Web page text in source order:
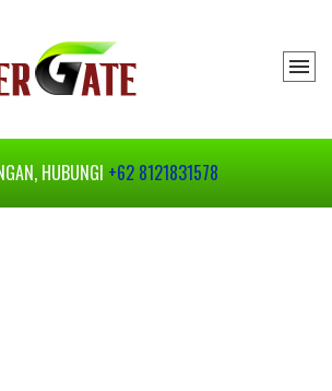
HUBUNGI +62 8121831578